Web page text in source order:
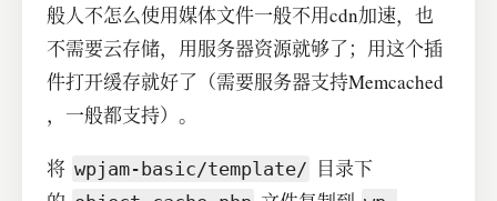
般人不怎么使用媒体文件一般不用cdn加速，也
不需要云存储，用服务器资源就够了；用这个插
件打开缓存就好了（需要服务器支持Memcached
，一般都支持）。
将 wpjam-basic/template/ 目录下